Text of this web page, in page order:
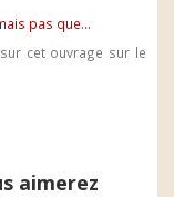
pas que...
cet ouvrage sur le
aimerez